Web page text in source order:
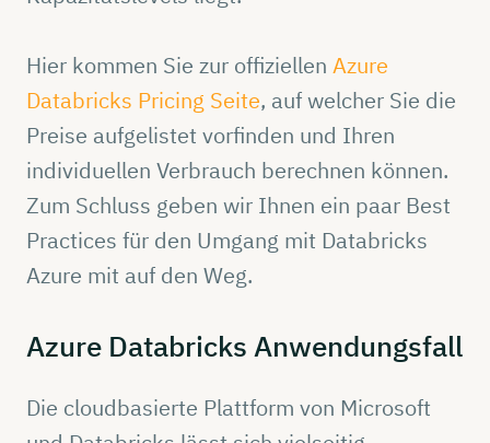
Hier kommen Sie zur offiziellen Azure
Databricks Pricing Seite, auf welcher Sie die
Preise aufgelistet vorfinden und Ihren
individuellen Verbrauch berechnen können.
Zum Schluss geben wir Ihnen ein paar Best
Practices für den Umgang mit Databricks
Azure mit auf den Weg.
Azure Databricks Anwendungsfall
Die cloudbasierte Plattform von Microsoft